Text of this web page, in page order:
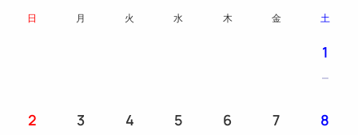
日 月 火 水 木 金 土
1
2 3 4 5 6 7 8